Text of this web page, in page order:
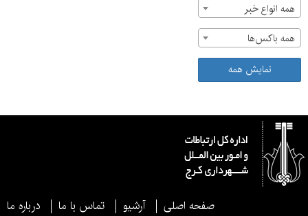
همه انواع خبر
همه باکس‌ها
نمایش همه
صفحه اصلی آرشیو تماس با ما درباره ما